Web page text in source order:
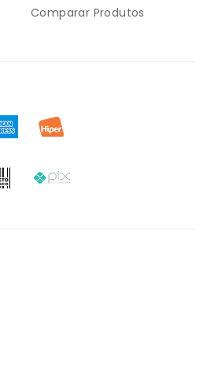
Comparar Produtos